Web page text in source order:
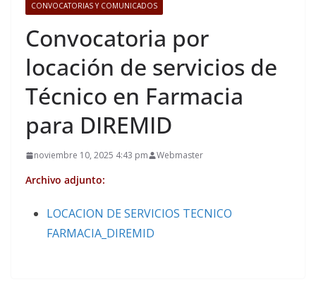
CONVOCATORIAS Y COMUNICADOS
Convocatoria por
locación de servicios de
Técnico en Farmacia
para DIREMID
noviembre 10, 2025 4:43 pm Webmaster
Archivo adjunto:
LOCACION DE SERVICIOS TECNICO
FARMACIA_DIREMID